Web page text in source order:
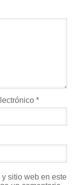
*
sitio web en este